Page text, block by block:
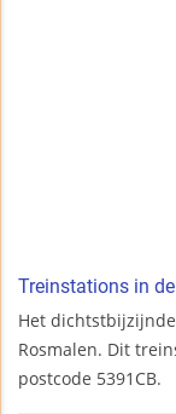
Treinstations in
Het
Rosmalen. Dit
postcode 5391CB.